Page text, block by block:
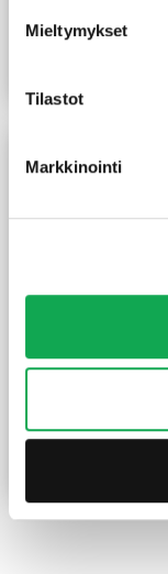
Mieltymykset
Tilastot
Markkinointi
48X196 mm sinkitty
5,85€/kpl
Yleisruuvi 4X25
uppokanta
11,90€/pkt